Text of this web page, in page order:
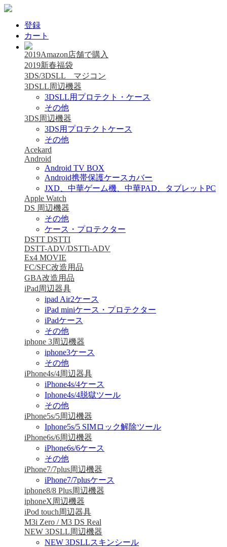
登録
カート
2019Amazon店舗で購入
2019新春福袋
3DS/3DSLL マジコン
3DSLL周辺機器
3DSLL用プロテクト・ケース
その他
3DS周辺機器
3DS用プロテクトケース
その他
Acekard
Android
Android TV BOX
Android携帯保護ケースカバー
JXD、中華ゲーム機、中華PAD、タブレットPC
Apple Watch
DS 周辺機器
その他
ケース・プロテクター
DSTT DSTTI
DSTT-ADV/DSTTi-ADV
Ex4 MOVIE
FC/SFC改造用品
GBA改造用品
iPad周辺器具
ipad Air2ケース
iPad miniケース・プロテクター
iPadケース
その他
iphone 3周辺機器
iphone3ケース
その他
iPhone4s/4周辺器具
iPhone4s/4ケース
Iphone4s/4脱獄ツール
その他
iPhone5s/5周辺機器
Iphone5s/5 SIMロック解除ツール
iPhone6s/6周辺機器
iPhone6s/6ケース
その他
iPhone7/7plus周辺機器
iPhone7/7plusケース
iphone8/8 Plus周辺機器
iphoneX周辺機器
iPod touch周辺器具
M3i Zero / M3 DS Real
NEW 3DSLL周辺機器
NEW 3DSLLスキンシール